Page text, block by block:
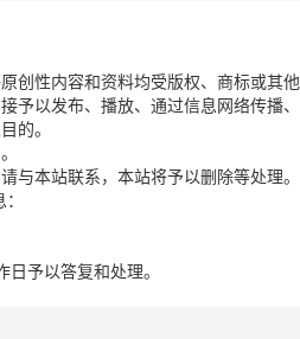
创性内容和资料均受版权、商标或其他
予以发布、播放、通过信息网络传播、
的。
与本站联系，本站将予以删除等处理。
予以答复和处理。